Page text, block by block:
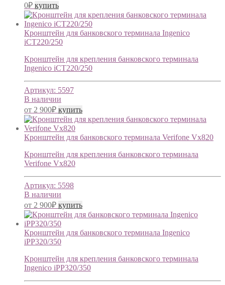
0₽ купить
Кронштейн для банковского терминала Ingenico
iCT220/250
Кронштейн для крепления банковского терминала
Ingenico iCT220/250
Артикул: 5597
В наличии
от 2 900₽ купить
Кронштейн для банковского терминала Verifone Vx820
Кронштейн для крепления банковского терминала
Verifone Vx820
Артикул: 5598
В наличии
от 2 900₽ купить
Кронштейн для банковского терминала Ingenico
iPP320/350
Кронштейн для крепления банковского терминала
Ingenico iPP320/350